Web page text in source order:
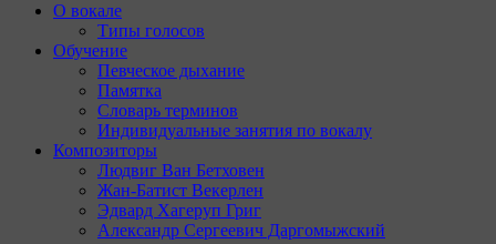
Провокал.рус
О вокале
Типы голосов
Обучение
Певческое дыхание
Памятка
Словарь терминов
Индивидуальные занятия по вокалу
Композиторы
Людвиг Ван Бетховен
Жан-Батист Векерлен
Эдвард Хагеруп Григ
Александр Сергеевич Даргомыжский